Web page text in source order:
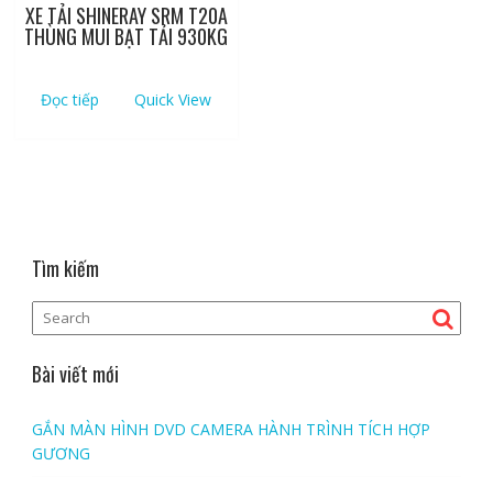
XE TẢI SHINERAY SRM T20A
THÙNG MUI BẠT TẢI 930KG
Đọc tiếp Quick View
Tìm kiếm
Bài viết mới
GẮN MÀN HÌNH DVD CAMERA HÀNH TRÌNH TÍCH HỢP
GƯƠNG